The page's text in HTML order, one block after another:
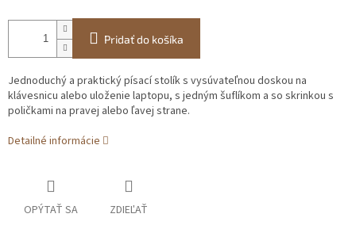
Pridať do košíka
Jednoduchý a praktický písací stolík s vysúvateľnou doskou na
klávesnicu alebo uloženie laptopu, s jedným šuflíkom a so skrinkou s
poličkami na pravej alebo ľavej strane.
Detailné informácie
OPÝTAŤ SA ZDIEĽAŤ